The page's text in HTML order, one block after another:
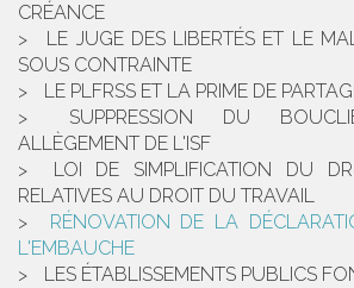
CRÉANCE
LE JUGE DES LIBERTÉS ET LE
SOUS CONTRAINTE
LE PLFRSS ET LA PRIME DE
SUPPRESSION DU
ALLÈGEMENT DE L'ISF
LOI DE SIMPLIFICATION DU
RELATIVES AU DROIT DU TRAVAIL
RÉNOVATION DE LA
L'EMBAUCHE
LES ÉTABLISSEMENTS PUBLICS